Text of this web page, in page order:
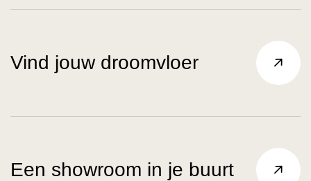
Vind jouw droomvloer
Een showroom in je buurt